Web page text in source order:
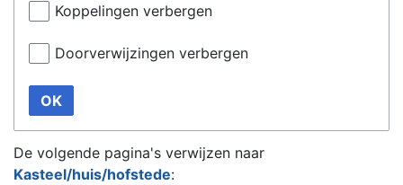
Koppelingen verbergen
Doorverwijzingen verbergen
OK
De volgende pagina's verwijzen naar
Kasteel/huis/hofstede: